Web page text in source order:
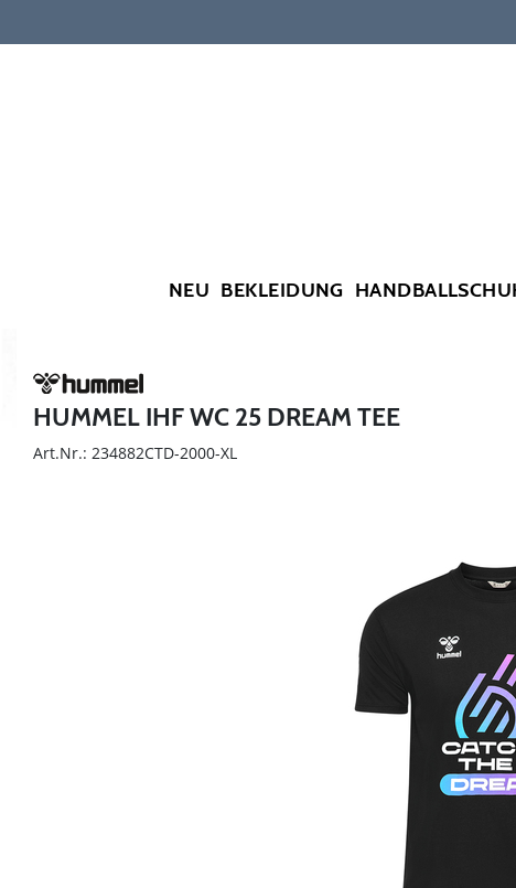
NEU BEKLEIDUNG
HUMMEL IHF WC 25 DREAM TEE
Art.Nr.: 234882CTD-2000-XL